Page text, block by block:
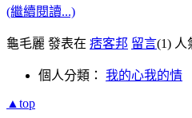
(繼續閱讀...)
龜毛麗 發表在 痞客邦 留言(1) 人
個人分類： 我的心我的情
▲top